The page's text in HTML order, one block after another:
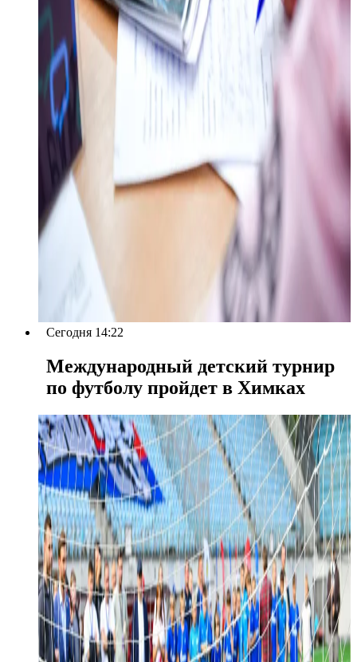
Сегодня 14:22
Международный детский турнир
по футболу пройдет в Химках